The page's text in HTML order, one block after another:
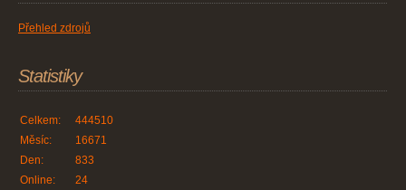
Přehled zdrojů
Statistiky
Online: 24
Celkem:
444510
Měsíc:
16671
Den:
833